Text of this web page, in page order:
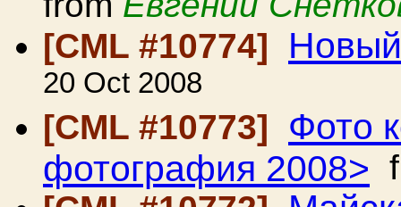
[CML #10774]
20 Oct 2008
[CML #10773]
Фото
фотография 2008>